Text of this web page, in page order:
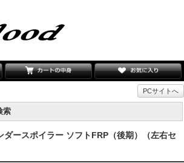
PCサイトへ
索
ダースポイラー ソフトFRP（後期）（左右セ